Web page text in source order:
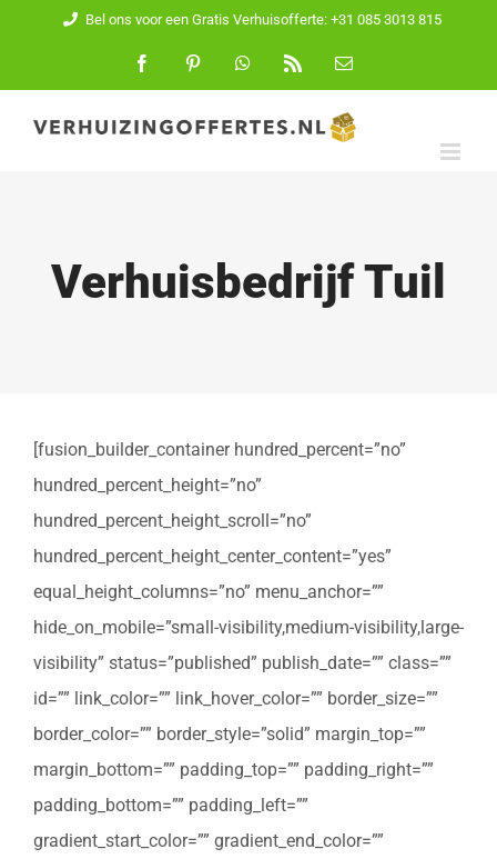
inhoud
Bel ons voor een Gratis Verhuisofferte: +31 085 3013 815
FacebookPinterest WhatsApp
E-
Verhuisbedrijf Tuil
[fusion_builder_container hundred_percent=”no”
hundred_percent_height=”no”
hundred_percent_height_scroll=”no”
hundred_percent_height_center_content=”yes”
equal_height_columns=”no” menu_anchor=””
hide_on_mobile=”small-visibility,medium-visibility,large-
visibility” status=”published” publish_date=”” class=””
id=”” link_color=”” link_hover_color=”” border_size=””
border_color=”” border_style=”solid” margin_top=””
margin_bottom=”” padding_top=”” padding_right=””
padding_bottom=”” padding_left=””
gradient_start_color=”” gradient_end_color=””